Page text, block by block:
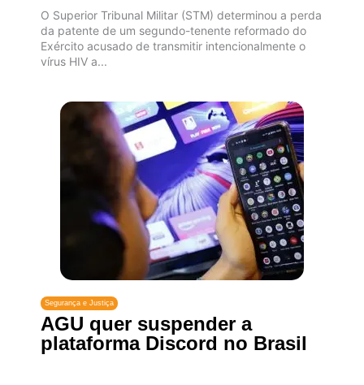
O Superior Tribunal Militar (STM) determinou a perda
da patente de um segundo-tenente reformado do
Exército acusado de transmitir intencionalmente o
vírus HIV a...
Segurança e Justiça
AGU quer suspender a
plataforma Discord no Brasil